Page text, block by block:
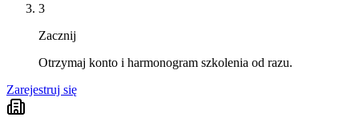
3
Zacznij
Otrzymaj konto i harmonogram szkolenia od razu.
Zarejestruj się